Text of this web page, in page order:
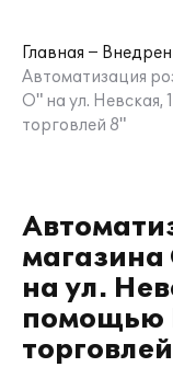
Главная
Автоматизация
О" на ул.
торговлей 8"
на ул.
помощью